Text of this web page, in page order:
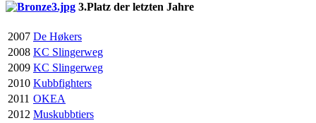
3.Platz der letzten Jahre
2007 De Høkers
2008 KC Slingerweg
2009 KC Slingerweg
2010 Kubbfighters
2011 OKEA
2012 Muskubbtiers